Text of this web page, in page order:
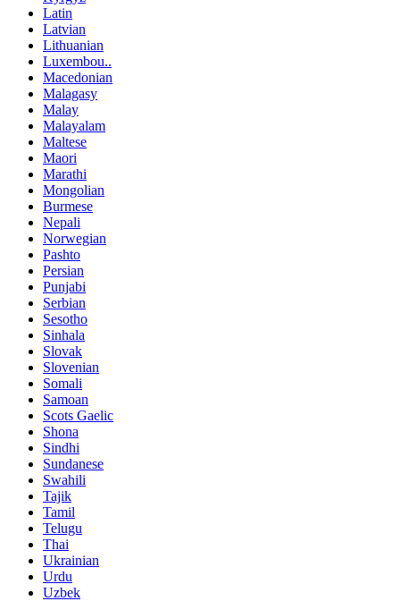
Latin
Latvian
Lithuanian
Luxembou..
Macedonian
Malagasy
Malay
Malayalam
Maltese
Maori
Marathi
Mongolian
Burmese
Nepali
Norwegian
Pashto
Persian
Punjabi
Serbian
Sesotho
Sinhala
Slovak
Slovenian
Somali
Samoan
Scots Gaelic
Shona
Sindhi
Sundanese
Swahili
Tajik
Tamil
Telugu
Thai
Ukrainian
Urdu
Uzbek